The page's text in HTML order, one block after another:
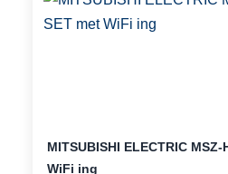
MITSUBISHI ELECTRIC
WiFi ing